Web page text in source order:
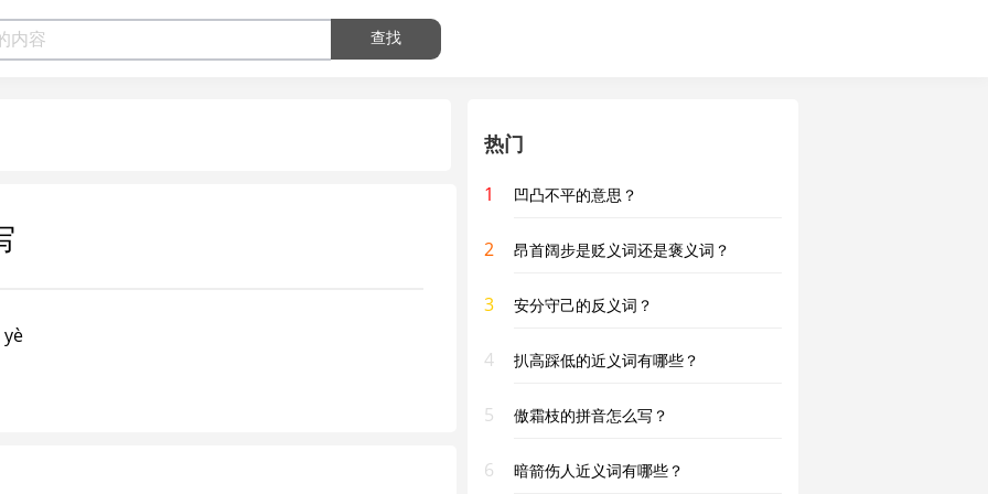
查找
yè
热门
1 凹凸不平的意思？
2 昂首阔步是贬义词还是褒义词？
3 安分守己的反义词？
4 扒高踩低的近义词有哪些？
5 傲霜枝的拼音怎么写？
6 暗箭伤人近义词有哪些？